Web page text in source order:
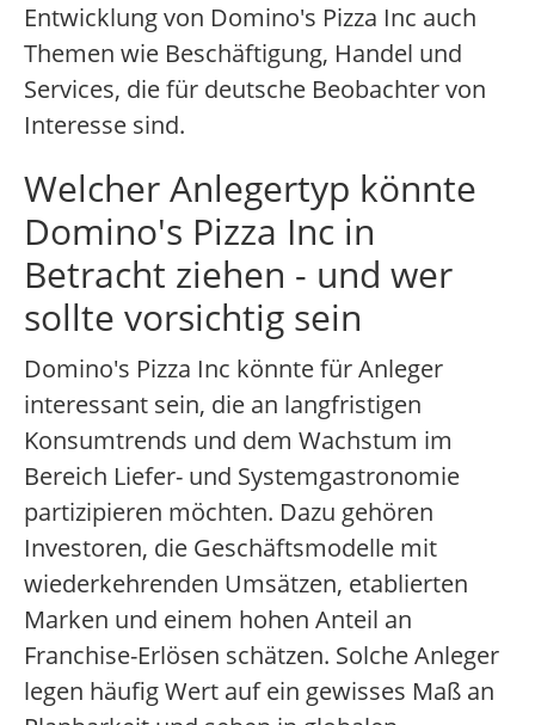
Entwicklung von Domino's Pizza Inc auch
Themen wie Beschäftigung, Handel und
Services, die für deutsche Beobachter von
Interesse sind.
Welcher Anlegertyp könnte
Domino's Pizza Inc in
Betracht ziehen - und wer
sollte vorsichtig sein
Domino's Pizza Inc könnte für Anleger
interessant sein, die an langfristigen
Konsumtrends und dem Wachstum im
Bereich Liefer- und Systemgastronomie
partizipieren möchten. Dazu gehören
Investoren, die Geschäftsmodelle mit
wiederkehrenden Umsätzen, etablierten
Marken und einem hohen Anteil an
Franchise-Erlösen schätzen. Solche Anleger
legen häufig Wert auf ein gewisses Maß an